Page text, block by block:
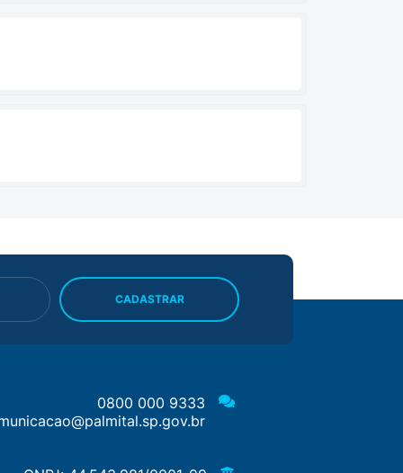
CADASTRAR
0800 000 9333